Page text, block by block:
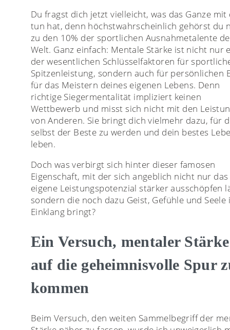
Du fragst dich jetzt vielleicht, was das Ganze mit
tun hat, denn höchstwahrscheinlich gehörst du
zu den 10% der sportlichen Ausnahmetalente
Welt. Ganz einfach: Mentale Stärke ist nicht nur
der wesentlichen Schlüsselfaktoren für
Spitzenleistung, sondern auch für persönlichen
für das Meistern deines eigenen Lebens. Denn
richtige Siegermentalität impliziert keinen
Wettbewerb und misst sich nicht mit den
von Anderen. Sie bringt dich vielmehr dazu, für
selbst der Beste zu werden und dein bestes
leben.
Doch was verbirgt sich hinter dieser famosen
Eigenschaft, mit der sich angeblich nicht nur das
eigene Leistungspotenzial stärker ausschöpfen
sondern die noch dazu Geist, Gefühle und Seele
Einklang bringt?
Ein Versuch, mentaler Stärke
auf die geheimnisvolle Spur
kommen
Beim Versuch, den weiten Sammelbegriff der